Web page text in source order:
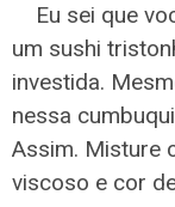
Eu sei que
um sushi
investida.
nessa
Assim. Misture
viscoso e cor